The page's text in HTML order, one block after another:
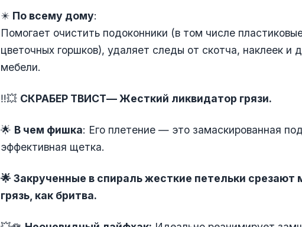
✴️ По всему дому:
Помогает очистить подоконники (в том числе
цветочных горшков), удаляет следы от скотча, наклеек и
мебели.
‼️💥 СКРАБЕР ТВИСТ— Жесткий ликвидатор грязи.
🌟 В чем фишка: Его плетение — это замаскированная
эффективная щетка.
🌟 Закрученные в спираль жесткие петельки срезают
грязь, как бритва.